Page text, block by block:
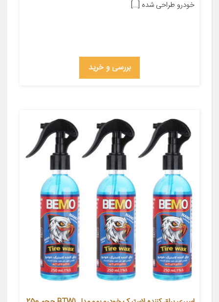
خودرو طراحی ‌شده […]
بررسی و خرید